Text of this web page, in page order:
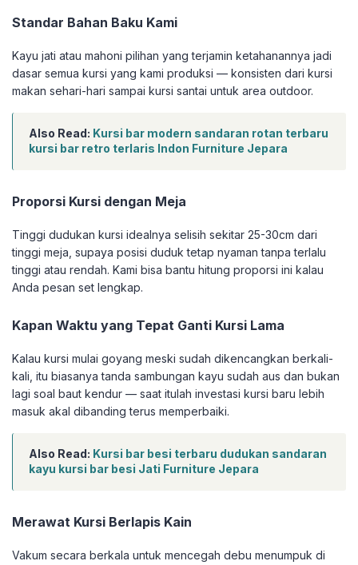
Standar Bahan Baku Kami
Kayu jati atau mahoni pilihan yang terjamin ketahanannya jadi
dasar semua kursi yang kami produksi — konsisten dari kursi
makan sehari-hari sampai kursi santai untuk area outdoor.
Also Read: Kursi bar modern sandaran rotan terbaru
kursi bar retro terlaris Indon Furniture Jepara
Proporsi Kursi dengan Meja
Tinggi dudukan kursi idealnya selisih sekitar 25-30cm dari
tinggi meja, supaya posisi duduk tetap nyaman tanpa terlalu
tinggi atau rendah. Kami bisa bantu hitung proporsi ini kalau
Anda pesan set lengkap.
Kapan Waktu yang Tepat Ganti Kursi Lama
Kalau kursi mulai goyang meski sudah dikencangkan berkali-
kali, itu biasanya tanda sambungan kayu sudah aus dan bukan
lagi soal baut kendur — saat itulah investasi kursi baru lebih
masuk akal dibanding terus memperbaiki.
Also Read: Kursi bar besi terbaru dudukan sandaran
kayu kursi bar besi Jati Furniture Jepara
Merawat Kursi Berlapis Kain
Vakum secara berkala untuk mencegah debu menumpuk di